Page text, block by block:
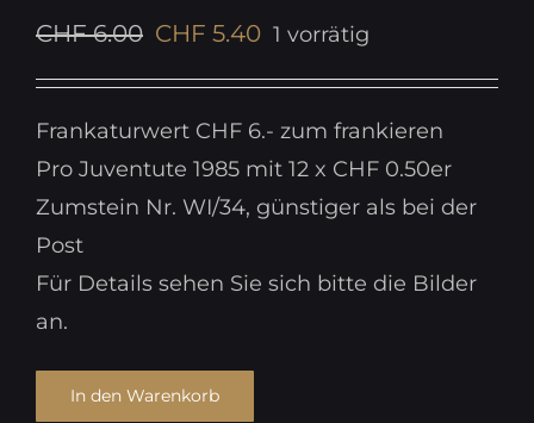
CHF6.00 Ursprünglicher
CHF 6.00
CHF 5.40Aktueller
CHF 5.40.
1 vorrätig
Frankaturwert CHF 6.- zum frankieren
Pro Juventute 1985 mit 12 x CHF 0.50er
Zumstein Nr. WI/34, günstiger als bei der
Post
Für Details sehen Sie sich bitte die Bilder
an.
In den Warenkorb